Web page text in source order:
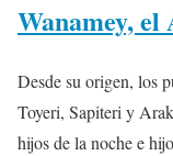
Wanamey,
Desde su origen, los
Toyeri, Sapiteri y
hijos de la noche e